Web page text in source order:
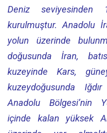
Deniz seviyesinden
kurulmuştur. Anadolu
yolun üzerinde
doğusunda İran,
kuzeyinde Kars,
kuzeydoğusunda
Anadolu Bölgesi’nin
içinde kalan yüksek